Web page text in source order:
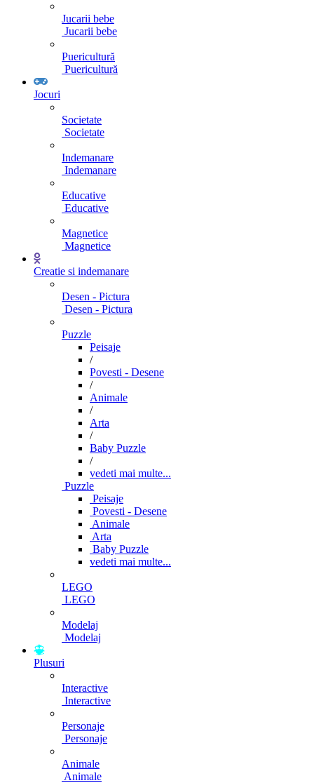
Jucarii bebe
Jucarii bebe
Puericultură
Puericultură
Jocuri
Societate
Societate
Indemanare
Indemanare
Educative
Educative
Magnetice
Magnetice
Creatie si indemanare
Desen - Pictura
Desen - Pictura
Puzzle
Peisaje
/
Povesti - Desene
/
Animale
/
Arta
/
Baby Puzzle
/
vedeti mai multe...
Puzzle
Peisaje
Povesti - Desene
Animale
Arta
Baby Puzzle
vedeti mai multe...
LEGO
LEGO
Modelaj
Modelaj
Plusuri
Interactive
Interactive
Personaje
Personaje
Animale
Animale